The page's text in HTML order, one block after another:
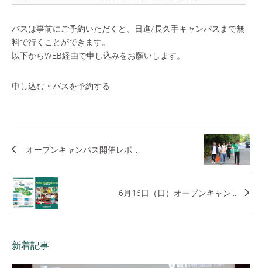
バスは事前にご予約いただくと、日進/長久手キャンパスまで無
料で行くことができます。
以下からWEB経由で申し込みをお願いします。
申し込む・バスを予約する
オープンキャンパス開催レポ...
6月16日（日）オープンキャン...
新着記事